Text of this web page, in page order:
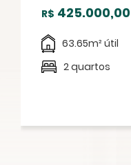
R$ 425.000,00
63.65m² útil
2 quartos